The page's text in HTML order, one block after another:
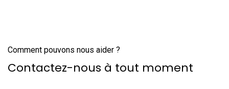
Comment pouvons nous aider ?
Contactez-nous à tout moment